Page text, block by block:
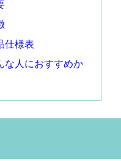
仕様表
な人におすすめか